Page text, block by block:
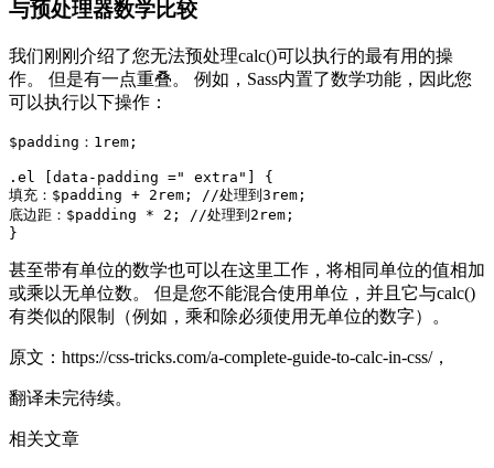
与预处理器数学比较
我们刚刚介绍了您无法预处理calc()可以执行的最有用的操
作。 但是有一点重叠。 例如，Sass内置了数学功能，因此您
可以执行以下操作：
$padding：1rem;
.el [data-padding =" extra"] {
填充：$padding + 2rem; //处理到3rem;
底边距：$padding * 2; //处理到2rem;
}
甚至带有单位的数学也可以在这里工作，将相同单位的值相加
或乘以无单位数。 但是您不能混合使用单位，并且它与calc()
有类似的限制（例如，乘和除必须使用无单位的数字）。
原文：https://css-tricks.com/a-complete-guide-to-calc-in-css/，
翻译未完待续。
相关文章